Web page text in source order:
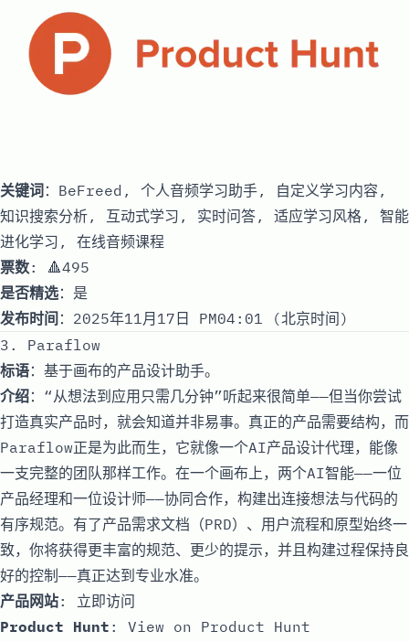
关键词 ：BeFreed, 个人音频学习助手, 自定义学习内容,
知识搜索分析, 互动式学习, 实时问答, 适应学习风格, 智能
进化学习, 在线音频课程
票数: 🔺495
是否精选：是
发布时间 ：2025年11月17日 PM04:01 (北京时间)
3. Paraflow
标语：基于画布的产品设计助手。
介绍：“从想法到应用只需几分钟”听起来很简单——但当你尝试
打造真实产品时，就会知道并非易事。真正的产品需要结构，而
Paraflow正是为此而生，它就像一个AI产品设计代理，能像
一支完整的团队那样工作。在一个画布上，两个AI智能——一位
产品经理和一位设计师——协同合作，构建出连接想法与代码的
有序规范。有了产品需求文档（PRD）、用户流程和原型始终一
致，你将获得更丰富的规范、更少的提示，并且构建过程保持良
好的控制——真正达到专业水准。
产品网站: 立即访问
Product Hunt : View on Product Hunt